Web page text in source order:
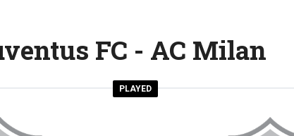
FC - AC Milan
PLAYED